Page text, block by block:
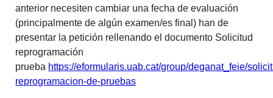
anterior necesiten cambiar una fecha de evaluación
(principalmente de algún examen/es final) han de
presentar la petición rellenando el documento Solicitud
reprogramación
prueba https://eformularis.uab.cat/group/deganat_feie/
reprogramacion-de-pruebas